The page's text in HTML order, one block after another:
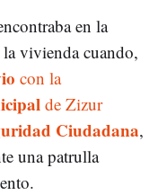
en la
vivienda cuando,
con la
de Zizur
Ciudadana,
una patrulla